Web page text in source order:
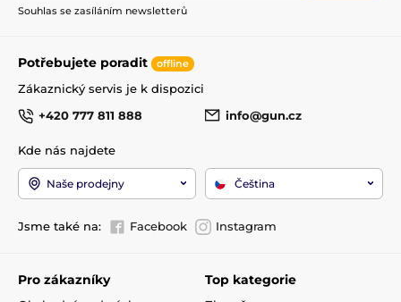
Souhlas se zasíláním newsletterů
Potřebujete poradit offline
Zákaznický servis je k dispozici
+420 777 811 888
info@gun.cz
Kde nás najdete
Naše prodejny Čeština
Jsme také na: Facebook Instagram
Pro zákazníky Top kategorie